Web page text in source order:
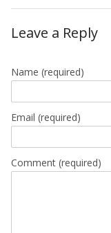
Leave a Reply
Name (required)
Email (required)
Comment (required)